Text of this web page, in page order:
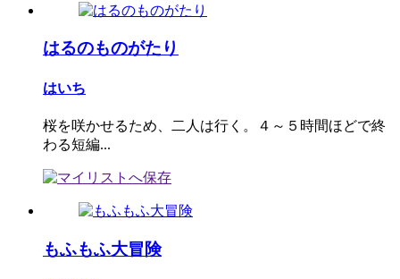
はるのものがたり
はいち
桜を咲かせるため、二人は行く。４～５時間ほどで終
わる短編...
もふもふ大冒険